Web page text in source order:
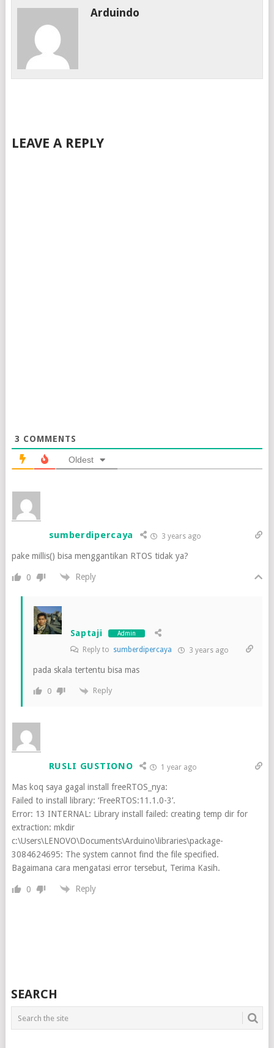
Arduindo
LEAVE A REPLY
3 COMMENTS
Oldest
sumberdipercaya 3 years ago
pake millis() bisa menggantikan RTOS tidak ya?
0 Reply
Saptaji Admin
Reply to sumberdipercaya 3 years ago
pada skala tertentu bisa mas
0 Reply
RUSLI GUSTIONO 1 year ago
Mas koq saya gagal install freeRTOS_nya:
Failed to install library: ‘FreeRTOS:11.1.0-3’.
Error: 13 INTERNAL: Library install failed: creating temp dir for
extraction: mkdir
c:\Users\LENOVO\Documents\Arduino\libraries\package-
3084624695: The system cannot find the file specified.
Bagaimana cara mengatasi error tersebut, Terima Kasih.
0 Reply
SEARCH